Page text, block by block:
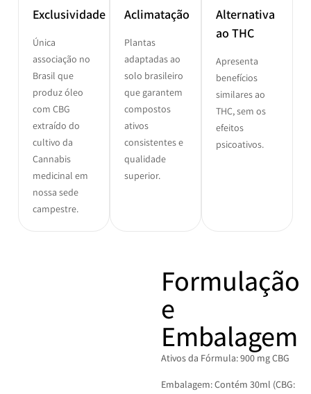
Exclusividade
Única
associação no
Brasil que
produz óleo
com CBG
extraído do
cultivo da
Cannabis
medicinal em
nossa sede
campestre.
Aclimatação
Plantas
adaptadas ao
solo brasileiro
que garantem
compostos
ativos
consistentes e
qualidade
superior.
Alternativa
ao THC
Apresenta
benefícios
similares ao
THC, sem os
efeitos
psicoativos.
Formulação
e
Embalagem
Ativos da Fórmula: 900 mg CBG
Embalagem: Contém 30ml (CBG: